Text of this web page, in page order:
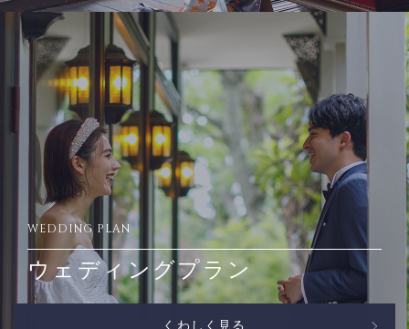
WEDDING PLAN
ウェディングプラン
くわしく見る